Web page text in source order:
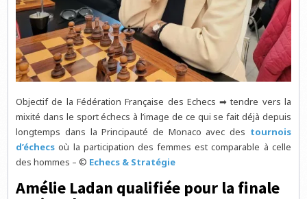
Objectif de la Fédération Française des Echecs ➡ tendre vers la
mixité dans le sport échecs à l’image de ce qui se fait déjà depuis
longtemps dans la Principauté de Monaco avec des tournois
d’échecs où la participation des femmes est comparable à celle
des hommes – © Echecs & Stratégie
Amélie Ladan qualifiée pour la finale